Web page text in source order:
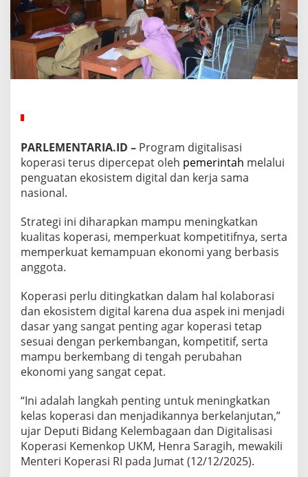
k
o
s
i
s
t
e
t
a
l
u
k
K
e
r
a
s
i
B
e
r
e
m
a
n
g
PARLEMENTARIA.ID – Program digitalisasi
koperasi terus dipercepat oleh pemerintah melalui
penguatan ekosistem digital dan kerja sama
nasional.
Strategi ini diharapkan mampu meningkatkan
kualitas koperasi, memperkuat kompetitifnya, serta
memperkuat kemampuan ekonomi yang berbasis
anggota.
Koperasi perlu ditingkatkan dalam hal kolaborasi
dan ekosistem digital karena dua aspek ini menjadi
dasar yang sangat penting agar koperasi tetap
sesuai dengan perkembangan, kompetitif, serta
mampu berkembang di tengah perubahan
ekonomi yang sangat cepat.
“Ini adalah langkah penting untuk meningkatkan
kelas koperasi dan menjadikannya berkelanjutan,”
ujar Deputi Bidang Kelembagaan dan Digitalisasi
Koperasi Kemenkop UKM, Henra Saragih, mewakili
Menteri Koperasi RI pada Jumat (12/12/2025).